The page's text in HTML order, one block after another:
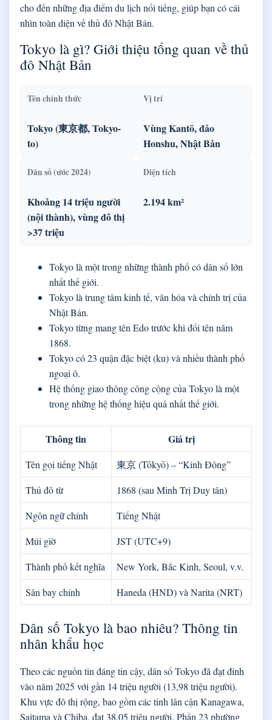
cho đến những địa điểm du lịch nổi tiếng, giúp bạn có cái
nhìn toàn diện về thủ đô Nhật Bản.
Tokyo là gì? Giới thiệu tổng quan về thủ
đô Nhật Bản
Tên chính thức
Tokyo (東京都, Tokyo-
to)
Vị trí
Vùng Kantō, đảo
Honshu, Nhật Bản
Dân số (ước 2024)
Khoảng 14 triệu người
(nội thành), vùng đô thị
>37 triệu
Diện tích
2.194 km²
Tokyo là một trong những thành phố có dân số lớn
nhất thế giới.
Tokyo là trung tâm kinh tế, văn hóa và chính trị của
Nhật Bản.
Tokyo từng mang tên Edo trước khi đổi tên năm
1868.
Tokyo có 23 quận đặc biệt (ku) và nhiều thành phố
ngoại ô.
Hệ thống giao thông công cộng của Tokyo là một
trong những hệ thống hiệu quả nhất thế giới.
Thông tin Giá trị
Tên gọi tiếng Nhật
東京 (Tōkyō) – “Kinh Đông”
Thủ đô từ
1868 (sau Minh Trị Duy tân)
Ngôn ngữ chính
Tiếng Nhật
Múi giờ
JST (UTC+9)
Thành phố kết nghĩa
New York, Bắc Kinh, Seoul, v.v.
Sân bay chính
Haneda (HND) và Narita (NRT)
Dân số Tokyo là bao nhiêu? Thông tin
nhân khẩu học
Theo các nguồn tin đáng tin cậy, dân số Tokyo đã đạt đỉnh
vào năm 2025 với gần 14 triệu người (13,98 triệu người).
Khu vực đô thị rộng, bao gồm các tỉnh lân cận Kanagawa,
Saitama và Chiba, đạt 38,05 triệu người. Phần 23 phường